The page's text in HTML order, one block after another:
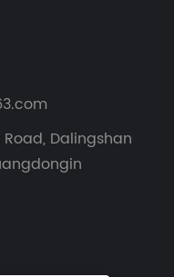
Dalingshan